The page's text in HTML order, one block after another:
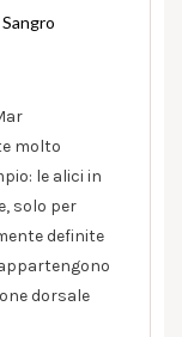
molto
le alici in
solo per
definite
dorsale